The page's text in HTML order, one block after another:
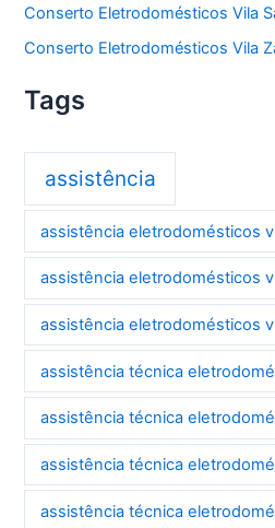
Conserto Eletrodomésticos Vila
Conserto Eletrodomésticos Vila
Tags
assistência
assistência eletrodomésticos
assistência eletrodomésticos
assistência eletrodomésticos
assistência técnica
assistência técnica
assistência técnica
assistência técnica